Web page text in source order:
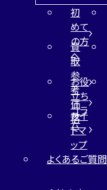
初
めて
の方
へ
買
取
参
考
価
格
お役
立ち
コラ
ム
サイ
トマ
ップ
よくあるご質問